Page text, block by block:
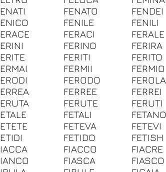
FENATO FENDEI
FENILE FENILI
FERACI FERALE
FERINO FERIRA
FERITI FERITO
FERMII FERMIO
FERODO FEROLA
FERREE FERREI
FERUTE FERUTI
FETALI FETANO
FETEVA FETEVI
FETIDO FETISH
FIACCO FIACRE
FIASCA FIASCO